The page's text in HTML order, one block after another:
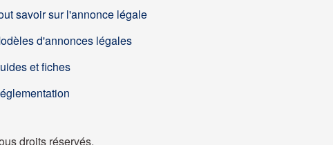
savoir sur l'annonce légale
d'annonces légales
et fiches
droits réservés.